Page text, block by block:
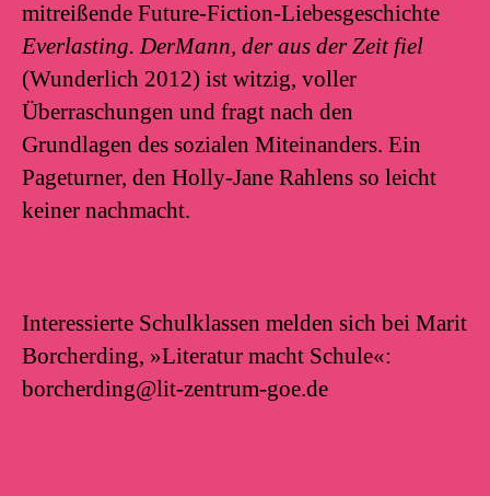
mitreißende Future-Fiction-Liebesgeschichte
Everlasting. DerMann, der aus der Zeit fiel
(Wunderlich 2012) ist witzig, voller
Überraschungen und fragt nach den
Grundlagen des sozialen Miteinanders. Ein
Pageturner, den Holly-Jane Rahlens so leicht
keiner nachmacht.
Interessierte Schulklassen melden sich bei Marit
Borcherding, »Literatur macht Schule«:
borcherding@lit-zentrum-goe.de